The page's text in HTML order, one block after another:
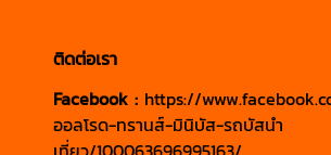
ติดต่อเรา
Facebook : https://
ออลโรด-ทรานส์-มินิบัส-รถบัสนำ